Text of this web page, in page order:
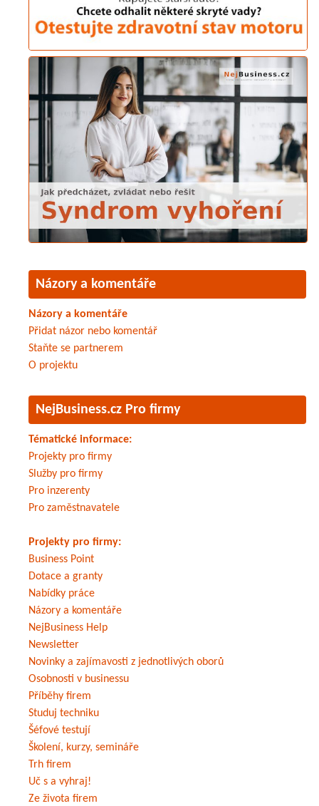
Názory a komentáře
Názory a komentáře
Přidat názor nebo komentář
Staňte se partnerem
O projektu
NejBusiness.cz Pro firmy
Tématické informace:
Projekty pro firmy
Služby pro firmy
Pro inzerenty
Pro zaměstnavatele
Projekty pro firmy:
Business Point
Dotace a granty
Nabídky práce
Názory a komentáře
NejBusiness Help
Newsletter
Novinky a zajímavosti z jednotlivých oborů
Osobnosti v businessu
Příběhy firem
Studuj techniku
Šéfové testují
Školení, kurzy, semináře
Trh firem
Uč s a vyhraj!
Ze života firem